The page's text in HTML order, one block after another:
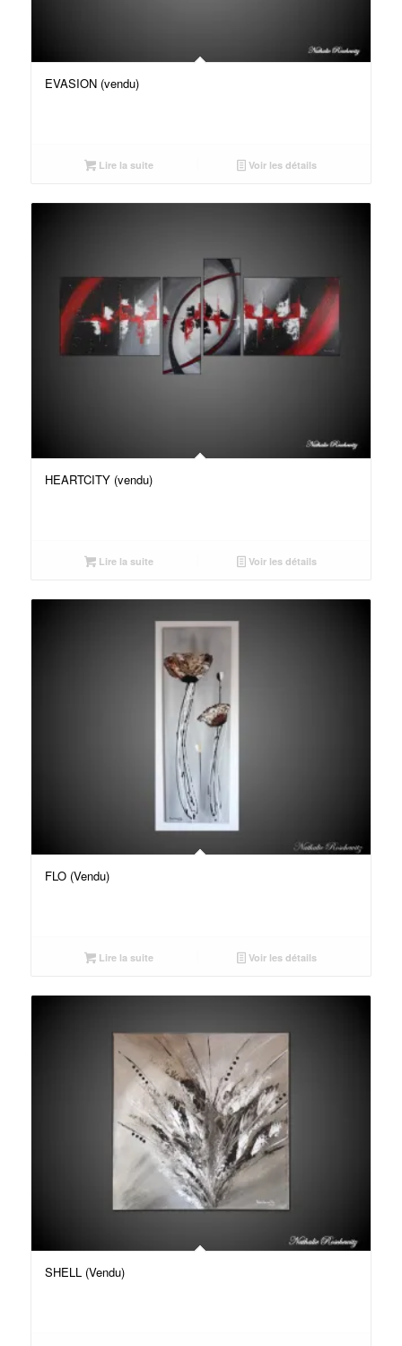
EVASION (vendu)
Lire la suite Voir les détails
HEARTCITY (vendu)
Lire la suite Voir les détails
FLO (Vendu)
Lire la suite Voir les détails
SHELL (Vendu)